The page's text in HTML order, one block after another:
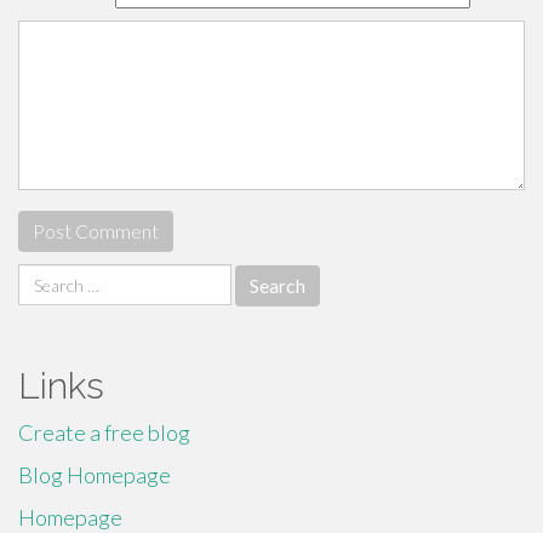
Search
for:
Links
Create a free blog
Blog Homepage
Homepage